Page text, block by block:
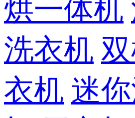
烘一体机
洗衣机
衣机 迷